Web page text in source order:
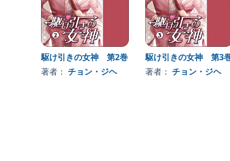
駆け引きの女神 第2巻
著者： チョン・ジヘ
駆け引きの女神 第3
著者： チョン・ジヘ